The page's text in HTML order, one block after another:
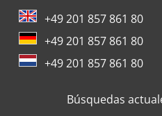
Terberg Tractor
Trane Aires Acondicionados
+49 201 857 861 80
+49 201 857 861 80
+49 201 857 861 80
Búsquedas